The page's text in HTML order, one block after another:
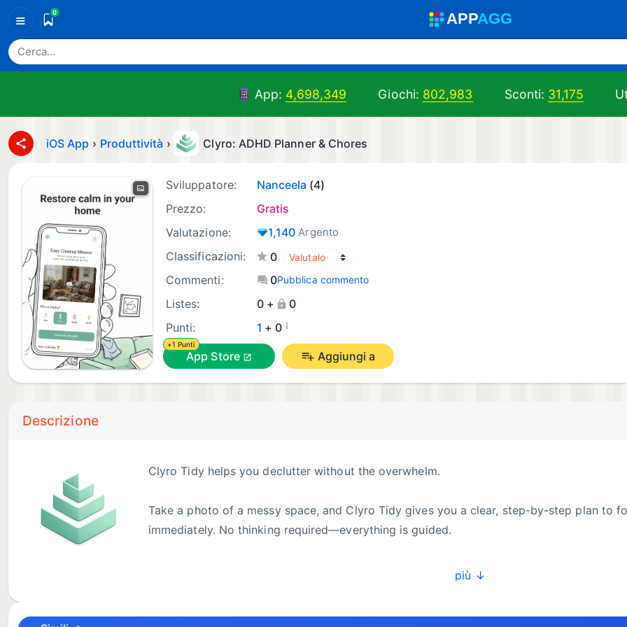
≡ 0 APPAGG
App: 4,698,349 Giochi: 802,983 Sconti: 31,175
iOS App › Produttività › Clyro: ADHD Planner & Chores
Sviluppatore: Nanceela (4)
Prezzo:
Gratis
Valutazione:
1,140Argento
Classificazioni:
0
Commenti:
0Pubblica commento
Listes: 0 +
0
Punti:
1 + 0 ¡
+1 Punti
App Store Aggiungi a
Descrizione
Clyro Tidy helps you declutter without the overwhelm.
Take a photo of a messy space, and Clyro Tidy gives you a clear, step-by-step plan to
immediately. No thinking required—everything is guided.
più ↓